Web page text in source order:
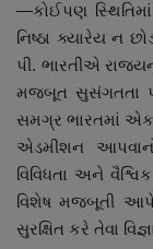
—કોઈપણ સ્થિતિમાં
નિષ્ઠા ક્યારેય ન
પી. ભારતીએ
મજબૂત સુસંગતતા
સમગ્ર ભારતમાં
એડમીશન આપવાનો
વિવિધતા અને
વિશેષ મજબૂતી
સુરક્ષિત કરે તેવા